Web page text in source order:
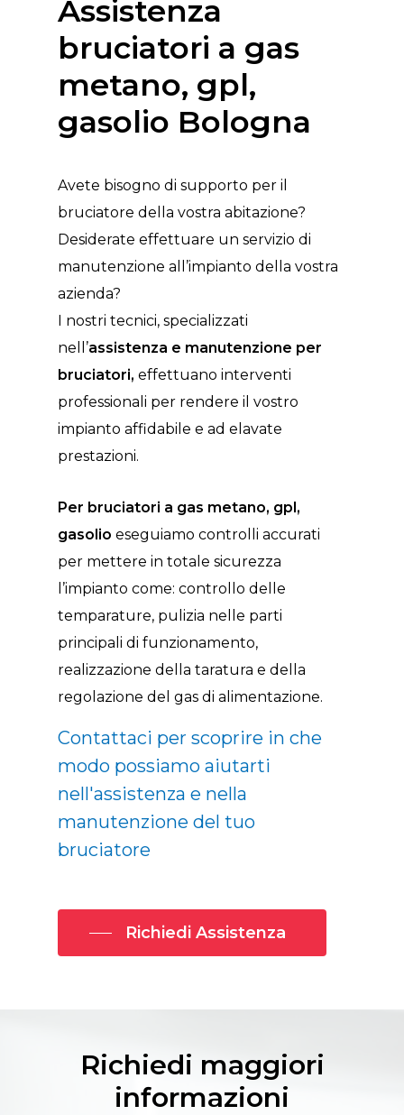
Assistenza
bruciatori a gas
metano, gpl,
gasolio Bologna
Avete bisogno di supporto per il
bruciatore della vostra abitazione?
Desiderate effettuare un servizio di
manutenzione all’impianto della vostra
azienda?
I nostri tecnici, specializzati
nell’assistenza e manutenzione per
bruciatori, effettuano interventi
professionali per rendere il vostro
impianto affidabile e ad elavate
prestazioni.
Per bruciatori a gas metano, gpl,
gasolio eseguiamo controlli accurati
per mettere in totale sicurezza
l’impianto come: controllo delle
temparature, pulizia nelle parti
principali di funzionamento,
realizzazione della taratura e della
regolazione del gas di alimentazione.
Contattaci per scoprire in che
modo possiamo aiutarti
nell'assistenza e nella
manutenzione del tuo
bruciatore
Richiedi Assistenza
Richiedi maggiori
informazioni